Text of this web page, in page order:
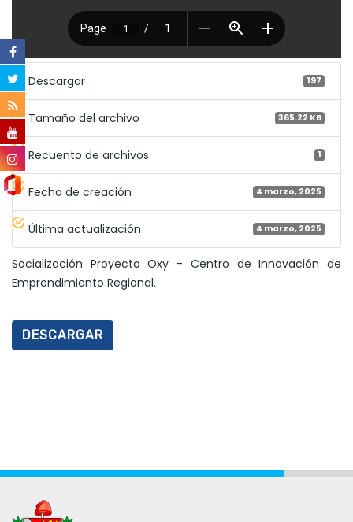
Descargar 197
Tamaño del archivo 365.22 KB
Recuento de archivos 1
Fecha de creación 4 marzo, 2025
Última actualización 4 marzo, 2025
Socialización Proyecto Oxy - Centro de Innovación de
Emprendimiento Regional.
DESCARGAR